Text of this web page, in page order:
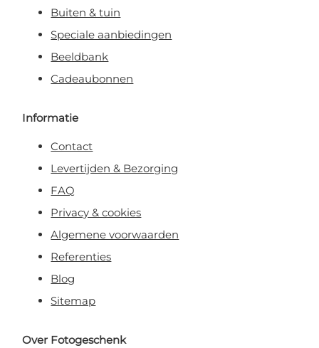
Buiten & tuin
Speciale aanbiedingen
Beeldbank
Cadeaubonnen
Informatie
Contact
Levertijden & Bezorging
FAQ
Privacy & cookies
Algemene voorwaarden
Referenties
Blog
Sitemap
Over Fotogeschenk